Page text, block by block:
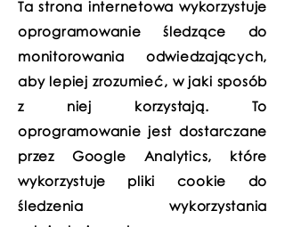
Ta strona internetowa wykorzystuje
oprogramowanie śledzące do
monitorowania odwiedzających,
aby lepiej zrozumieć, w jaki sposób
z niej korzystają. To
oprogramowanie jest dostarczane
przez Google Analytics, które
wykorzystuje pliki cookie do
śledzenia wykorzystania